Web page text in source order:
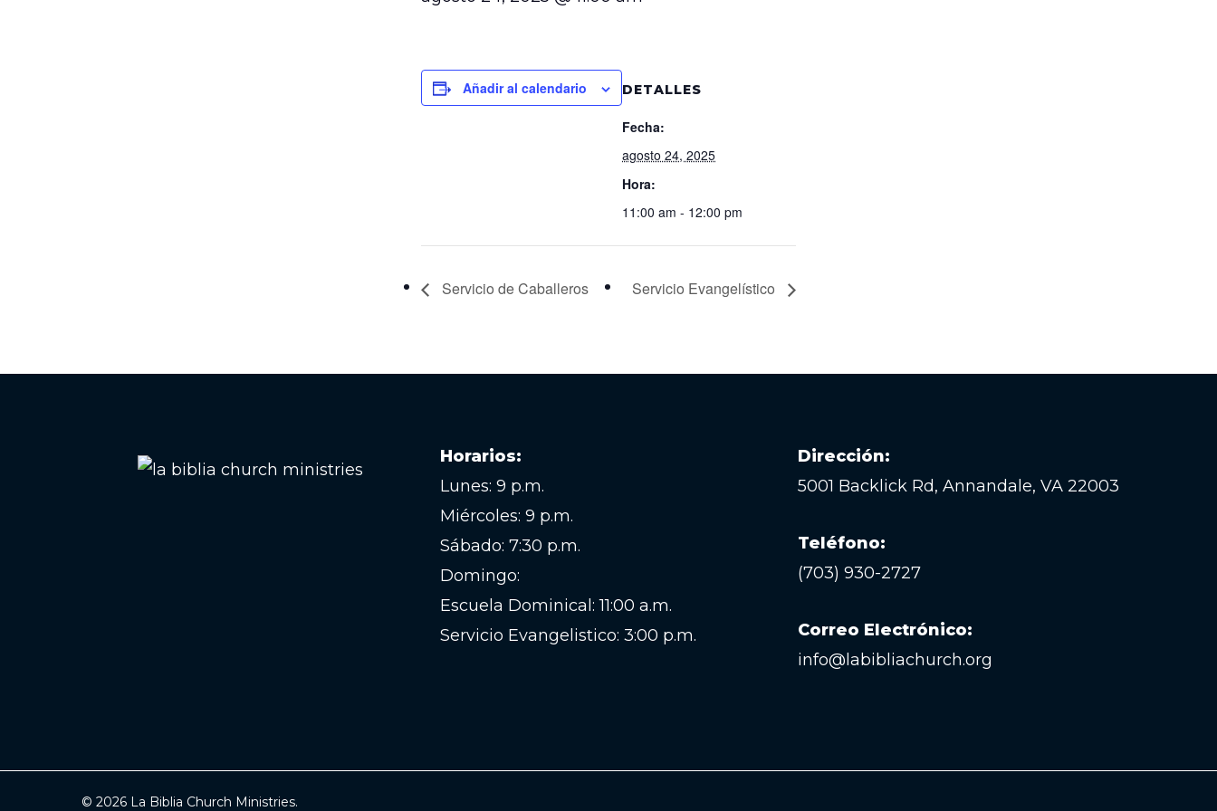
Añadir al calendario DETALLES
Fecha:
agosto 24, 2025
Hora:
11:00 am - 12:00 pm
Servicio de Caballeros Servicio Evangelístico
Horarios:
Lunes: 9 p.m.
Miércoles: 9 p.m.
Sábado: 7:30 p.m.
Domingo:
Escuela Dominical: 11:00 a.m.
Servicio Evangelistico: 3:00 p.m.
Dirección:
5001 Backlick Rd, Annandale, VA 22003
Teléfono:
(703) 930-2727
Correo Electrónico:
info@labibliachurch.org
© 2026 La Biblia Church Ministries.